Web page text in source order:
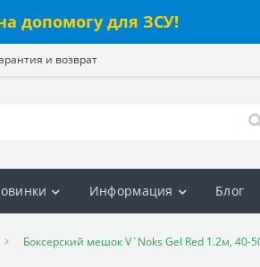
допомогу для ЗСУ!
и возврат
Информация Блог
Боксерский мешок V`Noks Gel Red 1.2м, 40-